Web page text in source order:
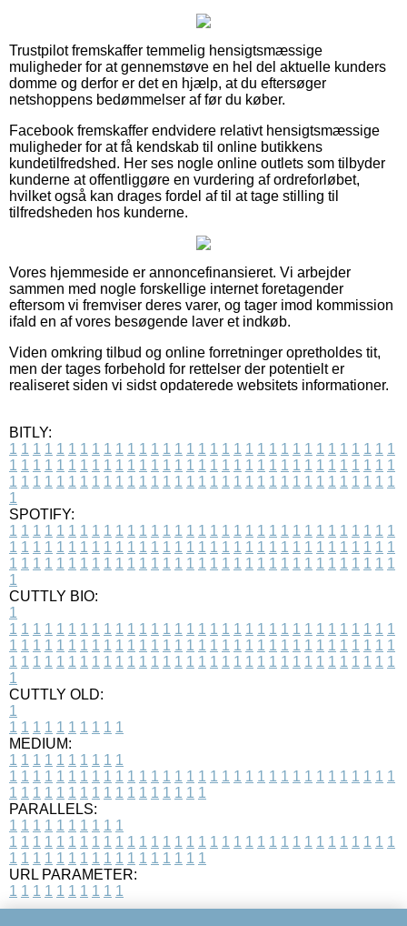
Trustpilot fremskaffer temmelig hensigtsmæssige
muligheder for at gennemstøve en hel del aktuelle kunders
domme og derfor er det en hjælp, at du eftersøger
netshoppens bedømmelser af før du køber.
Facebook fremskaffer endvidere relativt hensigtsmæssige
muligheder for at få kendskab til online butikkens
kundetilfredshed. Her ses nogle online outlets som tilbyder
kunderne at offentliggøre en vurdering af ordreforløbet,
hvilket også kan drages fordel af til at tage stilling til
tilfredsheden hos kunderne.
Vores hjemmeside er annoncefinansieret. Vi arbejder
sammen med nogle forskellige internet foretagender
eftersom vi fremviser deres varer, og tager imod kommission
ifald en af vores besøgende laver et indkøb.
Viden omkring tilbud og online forretninger opretholdes tit,
men der tages forbehold for rettelser der potentielt er
realiseret siden vi sidst opdaterede websitets informationer.
BITLY:
1 1 1 1 1 1 1 1 1 1 1 1 1 1 1 1 1 1 1 1 1 1 1 1 1 1 1 1 1 1 1 1 1
1 1 1 1 1 1 1 1 1 1 1 1 1 1 1 1 1 1 1 1 1 1 1 1 1 1 1 1 1 1 1 1 1
1 1 1 1 1 1 1 1 1 1 1 1 1 1 1 1 1 1 1 1 1 1 1 1 1 1 1 1 1 1 1 1 1
1
SPOTIFY:
1 1 1 1 1 1 1 1 1 1 1 1 1 1 1 1 1 1 1 1 1 1 1 1 1 1 1 1 1 1 1 1 1
1 1 1 1 1 1 1 1 1 1 1 1 1 1 1 1 1 1 1 1 1 1 1 1 1 1 1 1 1 1 1 1 1
1 1 1 1 1 1 1 1 1 1 1 1 1 1 1 1 1 1 1 1 1 1 1 1 1 1 1 1 1 1 1 1 1
1
CUTTLY BIO:
1
1 1 1 1 1 1 1 1 1 1 1 1 1 1 1 1 1 1 1 1 1 1 1 1 1 1 1 1 1 1 1 1 1
1 1 1 1 1 1 1 1 1 1 1 1 1 1 1 1 1 1 1 1 1 1 1 1 1 1 1 1 1 1 1 1 1
1 1 1 1 1 1 1 1 1 1 1 1 1 1 1 1 1 1 1 1 1 1 1 1 1 1 1 1 1 1 1 1 1
1
CUTTLY OLD:
1
1 1 1 1 1 1 1 1 1 1
MEDIUM:
1 1 1 1 1 1 1 1 1 1
1 1 1 1 1 1 1 1 1 1 1 1 1 1 1 1 1 1 1 1 1 1 1 1 1 1 1 1 1 1 1 1 1
1 1 1 1 1 1 1 1 1 1 1 1 1 1 1 1 1
PARALLELS:
1 1 1 1 1 1 1 1 1 1
1 1 1 1 1 1 1 1 1 1 1 1 1 1 1 1 1 1 1 1 1 1 1 1 1 1 1 1 1 1 1 1 1
1 1 1 1 1 1 1 1 1 1 1 1 1 1 1 1 1
URL PARAMETER:
1 1 1 1 1 1 1 1 1 1